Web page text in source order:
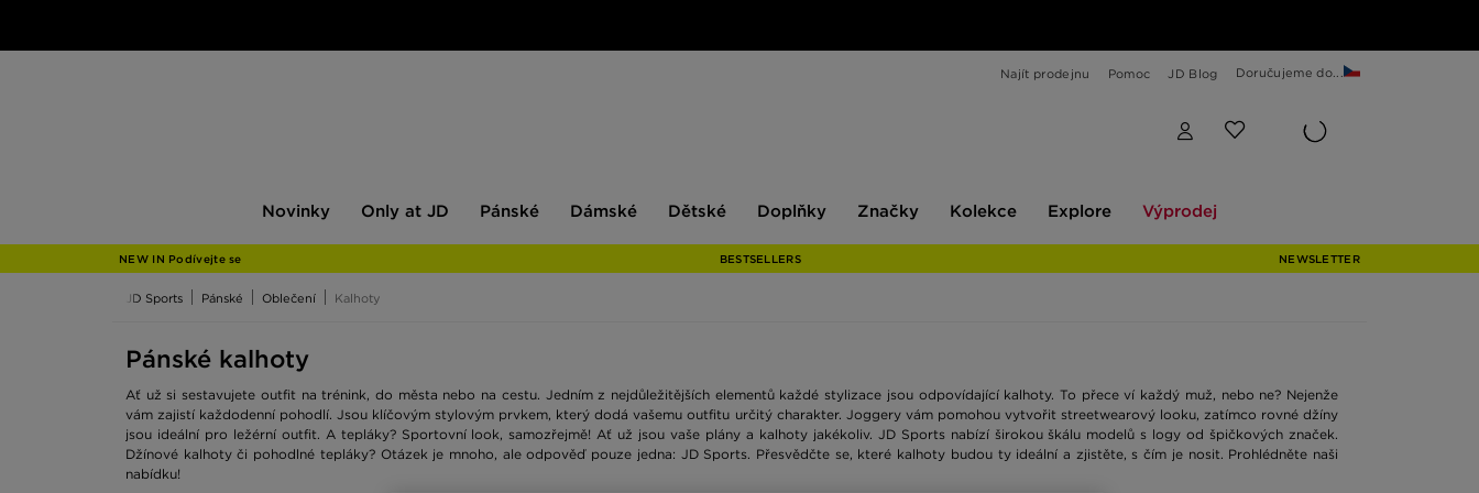
Najít prodejnu Pomoc JD Blog Doručujeme do...
Novinky
JD
Only at JD Pánské Dámské Dětské Doplňky Značky Kolekce Explore Výprodej
NEW IN Podívejte se BESTSELLERS NEWSLETTER
JD Sports Pánské Oblečení Kalhoty
Pánské kalhoty
Ať už si sestavujete outfit na trénink, do města nebo na cestu. Jedním z nejdůležitějších elementů každé stylizace jsou odpovídající kalhoty. To přece ví každý muž, nebo ne? Nejenže
vám zajistí každodenní pohodlí. Jsou klíčovým stylovým prvkem, který dodá vašemu outfitu určitý charakter. Joggery vám pomohou vytvořit streetwearový looku, zatímco rovné džíny
jsou ideální pro ležérní outfit. A tepláky? Sportovní look, samozřejmě! Ať už jsou vaše plány a kalhoty jakékoliv. JD Sports nabízí širokou škálu modelů s logy od špičkových značek.
Džínové kalhoty či pohodlné tepláky? Otázek je mnoho, ale odpověď pouze jedna: JD Sports. Přesvědčte se, které kalhoty budou ty ideální a zjistěte, s čím je nosit. Prohlédněte naši
nabídku!